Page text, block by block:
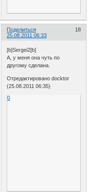
Поделиться
18
25.08.2011 06:33
[b]Sergei2[b]
А, у меня она чуть по
другому сделана.
Отредактировано docktor
(25.08.2011 06:35)
0